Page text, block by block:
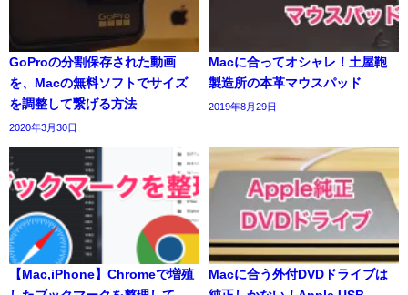
GoProの分割保存された動画
を、Macの無料ソフトでサイズ
を調整して繋げる方法
2020年3月30日
Macに合ってオシャレ！土屋鞄
製造所の本革マウスパッド
2019年8月29日
【Mac,iPhone】Chromeで増殖
Macに合う外付DVDドライブは